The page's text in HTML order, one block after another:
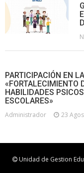
PARTICIPACIÓN EN
«FORTALECIMIENTO
HABILIDADES
ESCOLARES»
Administrador 23
Unidad de Gestion